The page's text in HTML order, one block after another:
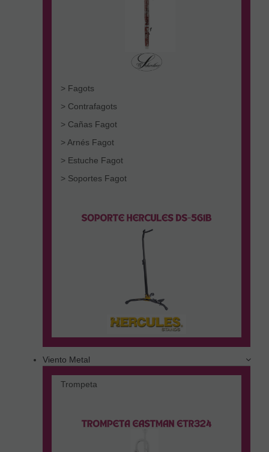
> Fagots
> Contrafagots
> Cañas Fagot
> Arnés Fagot
> Estuche Fagot
> Soportes Fagot
Viento Metal
Trompeta